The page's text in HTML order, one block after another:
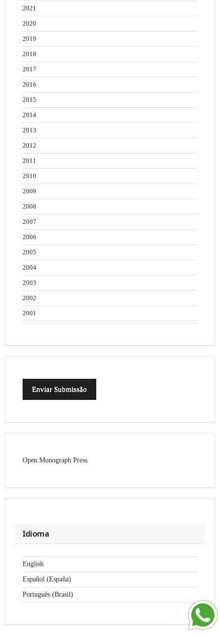
2021
2020
2019
2018
2017
2016
2015
2014
2013
2012
2011
2010
2009
2008
2007
2006
2005
2004
2003
2002
2001
Enviar Submissão
Open Monograph Press
Idioma
English
Español (España)
Português (Brasil)